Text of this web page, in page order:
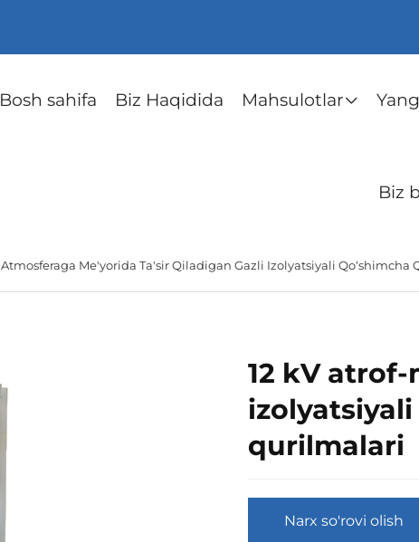
Bosh sahifa Biz Haqidida Mahsulotlar
Biz
Atmosferaga Me'yorida Ta'sir Qiladigan Gazli Izolyatsiyali Qo‘shimcha
12 kV
qurilmalari
Narx so'rovi olish